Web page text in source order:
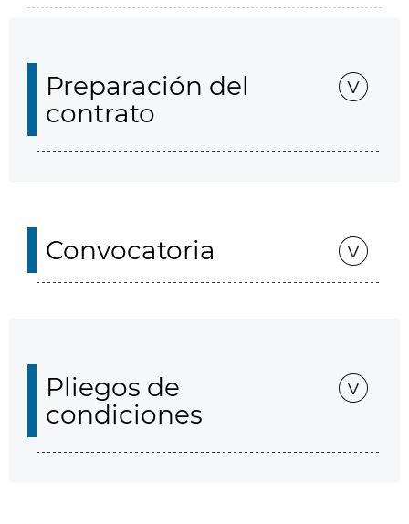
Preparación del
contrato
Convocatoria
Pliegos de
condiciones